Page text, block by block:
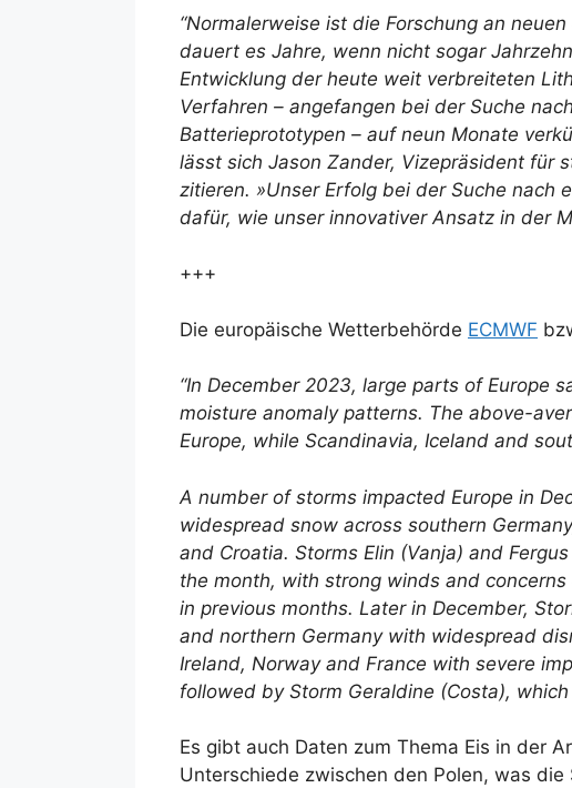
“Normalerweise ist die Forschung an
dauert es Jahre, wenn nicht sogar
Entwicklung der heute weit verbreiteten
Verfahren – angefangen bei der Suche
Batterieprototypen – auf neun Monate
lässt sich Jason Zander, Vizepräsident für
zitieren. »Unser Erfolg bei der Suche nach
dafür, wie unser innovativer Ansatz in der
+++
Die europäische Wetterbehörde ECMWF
“In December 2023, large parts of Europe
moisture anomaly patterns. The above-
Europe, while Scandinavia, Iceland and
A number of storms impacted Europe in
widespread snow across southern
and Croatia. Storms Elin (Vanja) and
the month, with strong winds and
in previous months. Later in December,
and northern Germany with widespread
Ireland, Norway and France with severe
followed by Storm Geraldine (Costa),
Es gibt auch Daten zum Thema Eis in der
Unterschiede zwischen den Polen, was